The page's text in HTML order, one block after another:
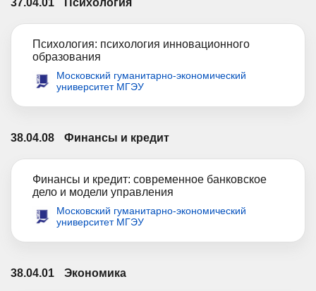
Психология: психология инновационного
образования
Московский гуманитарно-экономический
университет МГЭУ
38.04.08 Финансы и кредит
Финансы и кредит: современное банковское
дело и модели управления
Московский гуманитарно-экономический
университет МГЭУ
38.04.01 Экономика